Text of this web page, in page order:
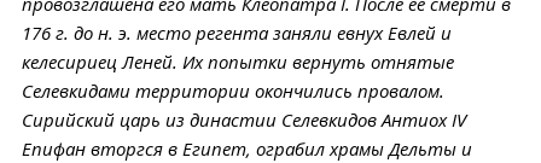
176 г. до н. э. место регента заняли евнух Евлей и
келесириец Леней. Их попытки вернуть отнятые
Селевкидами территории окончились провалом.
Сирийский царь из династии Селевкидов Антиох IV
Епифан вторгся в Египет, ограбил храмы Дельты и